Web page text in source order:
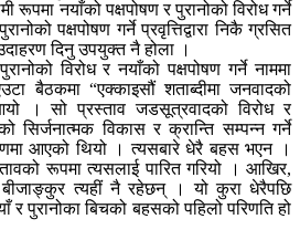
रूपमा नयाँको पक्षपोषण र पुरानोको विरोध गर्ने
पक्षपोषण गर्ने प्रवृत्तिद्वारा निकै ग्रसित
दिनु उपयुक्त नै होला ।
विरोध र नयाँको पक्षपोषण गर्ने नाममा
बैठकमा “एक्काइसौं शताब्दीमा जनवादको
। सो प्रस्ताव जडसूत्रवादको विरोध र
सिर्जनात्मक विकास र क्रान्ति सम्पन्न गर्ने
आएको थियो । त्यसबारे धेरै बहस भएन ।
रूपमा त्यसलाई पारित गरियो । आखिर,
बीजाङ्कुर त्यहीं नै रहेछन् । यो कुरा धेरैपछि
र पुरानोका बिचको बहसको पहिलो परिणति हो